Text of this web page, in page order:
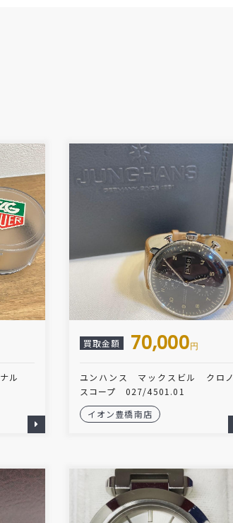
ル
買取金額 70,000円
ユンハンス マックスビル クロノ
スコープ 027/4501.01
イオン豊橋南店